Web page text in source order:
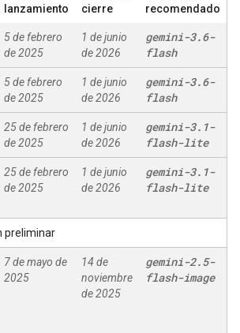
lanzamiento
cierre
recomendado
5 de febrero
de 2025
1 de junio
de 2026
gemini-3.6-
flash
5 de febrero
de 2025
1 de junio
de 2026
gemini-3.6-
flash
25 de febrero
de 2025
1 de junio
de 2026
gemini-3. 1-
flash-lite
25 de febrero
de 2025
1 de junio
de 2026
gemini-3. 1-
flash-lite
preliminar
7 de mayo de
2025
14 de
noviembre
de 2025
gemini-2.5-
flash-image